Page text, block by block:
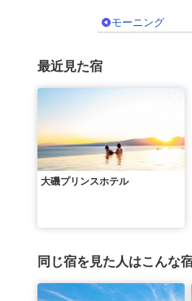
モーニング
最近見た宿
大磯プリンスホテル
同じ宿を見た人はこんな